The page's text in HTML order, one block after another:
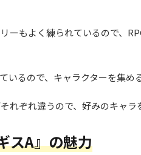
ーもよく練られているので、
いるので、キャラクターを集め
れぞれ違うので、好みのキャラ
スA』の魅力